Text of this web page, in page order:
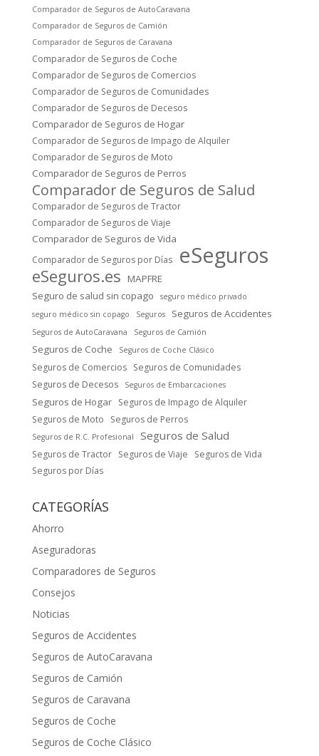
Comparador de Seguros de AutoCaravana
Comparador de Seguros de Camión
Comparador de Seguros de Caravana
Comparador de Seguros de Coche
Comparador de Seguros de Comercios
Comparador de Seguros de Comunidades
Comparador de Seguros de Decesos
Comparador de Seguros de Hogar
Comparador de Seguros de Impago de Alquiler
Comparador de Seguros de Moto
Comparador de Seguros de Perros
Comparador de Seguros de Salud
Comparador de Seguros de Tractor
Comparador de Seguros de Viaje
Comparador de Seguros de Vida
Comparador de Seguros por Días eSeguros
eSeguros.es MAPFRE
Seguro de salud sin copago
seguro médico privado
seguro médico sin copago
Seguros Seguros de Accidentes
Seguros de AutoCaravana Seguros de Camión
Seguros de Coche Seguros de Coche Clásico
Seguros de Comercios
Seguros de Comunidades
Seguros de Decesos
Seguros de Embarcaciones
Seguros de Hogar
Seguros de Impago de Alquiler
Seguros de Moto
Seguros de Perros
Seguros de R.C. Profesional Seguros de Salud
Seguros de Tractor Seguros de Viaje
Seguros de Vida
Seguros por Días
CATEGORÍAS
Ahorro
Aseguradoras
Comparadores de Seguros
Consejos
Noticias
Seguros de Accidentes
Seguros de AutoCaravana
Seguros de Camión
Seguros de Caravana
Seguros de Coche
Seguros de Coche Clásico